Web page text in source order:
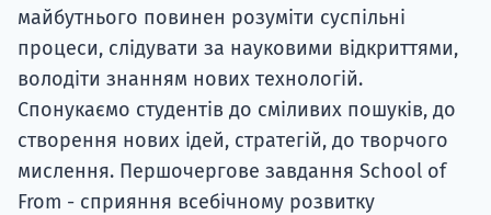
майбутнього повинен розуміти суспільні
процеси, слідувати за науковими відкриттями,
володіти знанням нових технологій.
Спонукаємо студентів до сміливих пошуків, до
створення нових ідей, стратегій, до творчого
мислення. Першочергове завдання School of
From - сприяння всебічному розвитку